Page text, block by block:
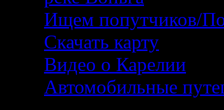
Ищем попутчиков/
Скачать карту
Видео о Карелии
Автомобильные